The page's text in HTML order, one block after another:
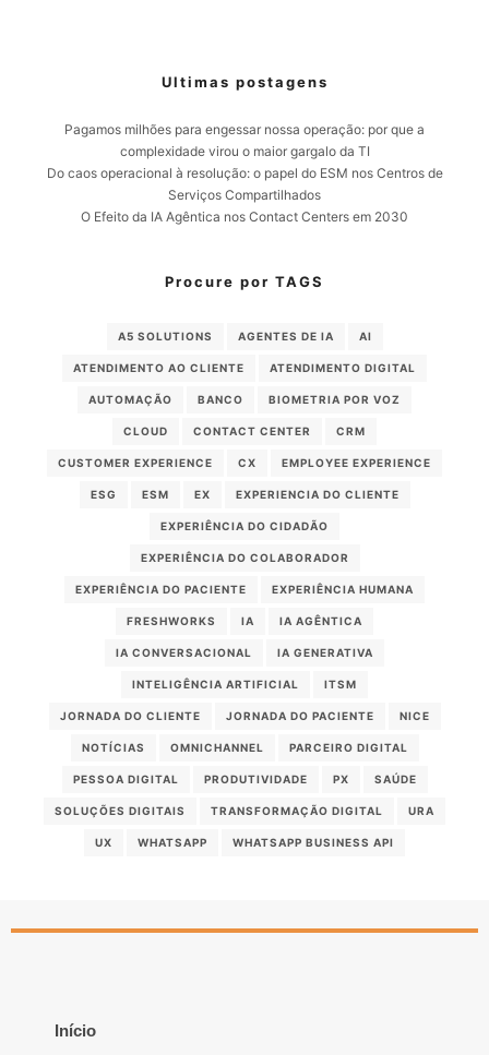
Ultimas postagens
Pagamos milhões para engessar nossa operação: por que a
complexidade virou o maior gargalo da TI
Do caos operacional à resolução: o papel do ESM nos Centros de
Serviços Compartilhados
O Efeito da IA Agêntica nos Contact Centers em 2030
Procure por TAGS
A5 SOLUTIONS AGENTES DE IA AI
ATENDIMENTO AO CLIENTE ATENDIMENTO DIGITAL
AUTOMAÇÃO BANCO BIOMETRIA POR VOZ
CLOUD CONTACT CENTER CRM
CUSTOMER EXPERIENCE CX EMPLOYEE EXPERIENCE
ESG ESM EX EXPERIENCIA DO CLIENTE
EXPERIÊNCIA DO CIDADÃO
EXPERIÊNCIA DO COLABORADOR
EXPERIÊNCIA DO PACIENTE EXPERIÊNCIA HUMANA
FRESHWORKS IA IA AGÊNTICA
IA CONVERSACIONAL IA GENERATIVA
INTELIGÊNCIA ARTIFICIAL ITSM
JORNADA DO CLIENTE JORNADA DO PACIENTE NICE
NOTÍCIAS OMNICHANNEL PARCEIRO DIGITAL
PESSOA DIGITAL PRODUTIVIDADE PX SAÚDE
SOLUÇÕES DIGITAIS TRANSFORMAÇÃO DIGITAL URA
UX WHATSAPP WHATSAPP BUSINESS API
Início